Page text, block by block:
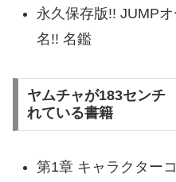
永久保存版!! JUMP
名!! 名鑑
ヤムチャが183センチ
れている書籍
第1章 キャラクター